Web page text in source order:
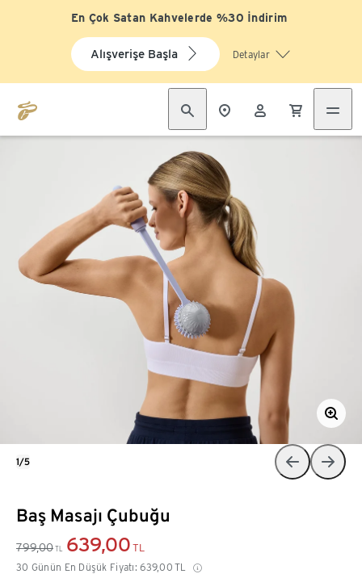
En Çok Satan Kahvelerde %30 İndirim
Alışverişe Başla Detaylar
Baş Masajı Çubuğu
799,00 TL 639,00 TL
30 Günün En Düşük Fiyatı: 639,00 TL
1/5